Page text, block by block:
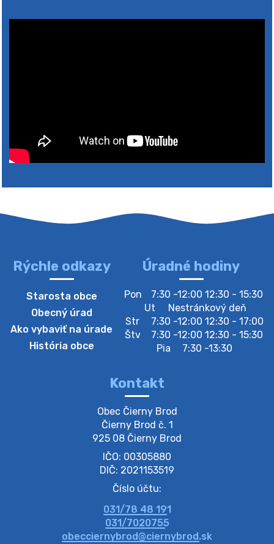
4. augusta 2026 10:05
Zberný dvor-Gyűjtőudvar
Oznamujeme obyvateľom, že v stredu 05. augusta
bude zberný dvor zatvorený. Értesítjük a lakosokat,
hogy szerdán augusztus 05-én a gyűjtőudvar zárva
lesz https://ciernybrod.sk?p=214…
Zber separovaného odpadu plastu-
Szeparált műanya…
Oznamujeme obyvateľom, že v stredu 05. augusta
prebehne zber separovaného odpadu plastu. Prosíme
obyvateľov, aby vrecia s odpadom vyložili pred dom už
večer vopred, nakoľko firma F…
4. augusta 2026 09:51
Oznámenie o plánovanom prerušení dodávky
elektri…
Rýchle odkazy
Starosta obce
Obecný úrad
Ako vybaviť na úrade
História obce
Úradné hodiny
Pon
7:30 -12:00 12:30 - 15:30
Ut
Nestránkový deň
Str
7:30 -12:00 12:30 - 17:00
Štv
7:30 -12:00 12:30 - 15:30
Pia
7:30 -13:30
Kontakt
Obec Čierny Brod
Čierny Brod č. 1
925 08 Čierny Brod
IČO: 00305880
DIČ: 2021153519
Číslo účtu:
031/78 48 191
031/7020755
obecciernybrod@ciernybrod.sk